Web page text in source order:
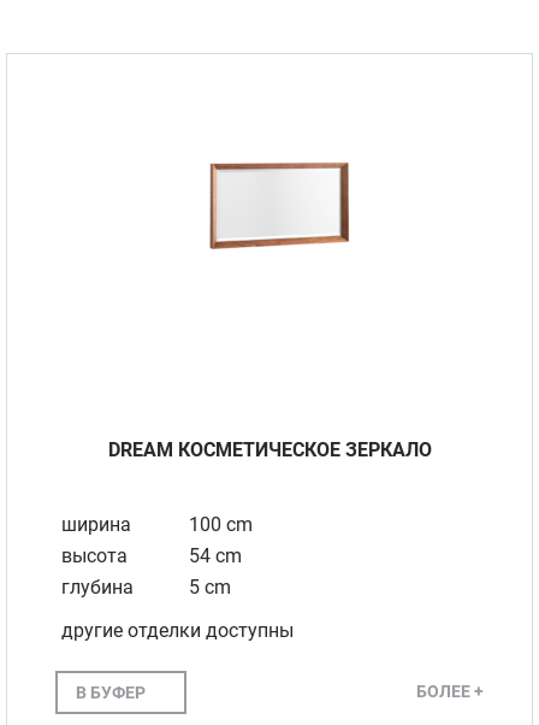
DREAM КОСМЕТИЧЕСКОЕ ЗЕРКАЛО
ширина
100 cm
высота
54 cm
глубина
5 cm
другие отделки доступны
В БУФЕР БОЛЕЕ +